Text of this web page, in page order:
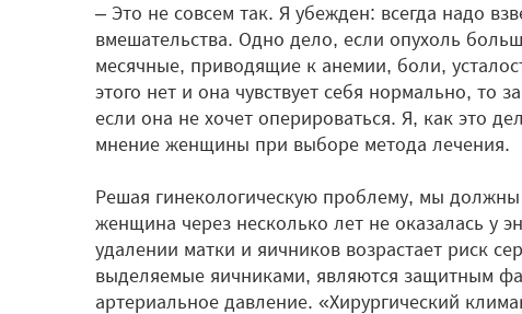
– Это не совсем так. Я убежден: всегда надо
вмешательства. Одно дело, если опухоль
месячные, приводящие к анемии, боли,
этого нет и она чувствует себя нормально, то
если она не хочет оперироваться. Я, как это
мнение женщины при выборе метода лечения.
Решая гинекологическую проблему, мы
женщина через несколько лет не оказалась у
удалении матки и яичников возрастает риск
выделяемые яичниками, являются защитным
артериальное давление. «Хирургический